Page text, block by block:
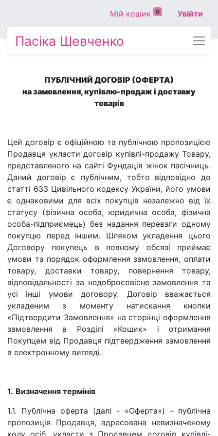
Мій кошик 0 Увійти
Пасіка Шевченко
ПУБЛІЧНИЙ ДОГОВІР (ОФЕРТА)
на замовлення, купівлю-продаж і доставку
товарів
Цей договір є офіційною та публічною пропозицією
Продавця укласти договір купівлі-продажу Товару,
представленого на сайті Фундація жінок пасічниць.
Даний договір є публічним, тобто відповідно до
статті 633 Цивільного кодексу України, його умови
є однаковими для всіх покупців незалежно від їх
статусу (фізична особа, юридична особа, фізична
особа-підприємець) без надання переваги одному
покупцю перед іншим. Шляхом укладення цього
Договору покупець в повному обсязі приймає
умови та порядок оформлення замовлення, оплати
товару, доставки товару, повернення товару,
відповідальності за недобросовісне замовлення та
усі інші умови договору. Договір вважається
укладеним з моменту натискання кнопки
«Підтвердити Замовлення» на сторінці оформлення
замовлення в Розділі «Кошик» і отримання
Покупцем від Продавця підтвердження замовлення
в електронному вигляді.
1. Визначення термінів
1.1. Публічна оферта (далі - «Оферта») - публічна
пропозиція Продавця, адресована невизначеному
колу осіб, укласти з Продавцем договір купівлі-